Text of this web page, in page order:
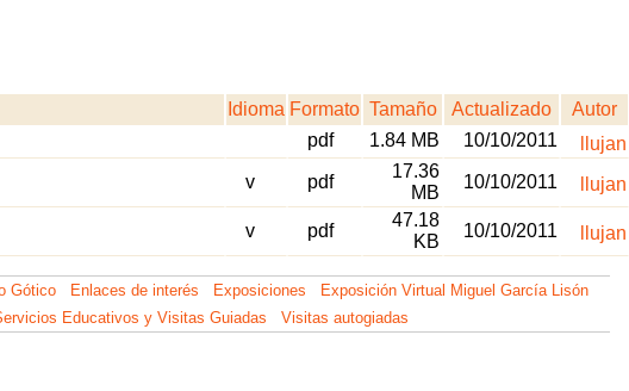
Idioma Formato Tamaño Actualizado
Autor
pdf 1.84 MB 10/10/2011
llujan
v pdf
17.36
MB
10/10/2011 llujan
v pdf
47.18
KB
10/10/2011 llujan
Gótico Enlaces de interés Exposiciones
Exposición Virtual Miguel García Lisón
Educativos y Visitas Guiadas Visitas autogiadas